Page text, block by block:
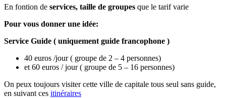
En fontion de services, taille de groupes que le tarif varie
Pour vous donner une idée:
Service Guide ( uniquement guide francophone )
40 euros /jour ( groupe de 2 – 4 personnes)
et 60 euros / jour ( groupe de 5 – 16 personnes)
On peux toujours visiter cette ville de capitale tous seul sans guide,
en suivant ces itinéraires